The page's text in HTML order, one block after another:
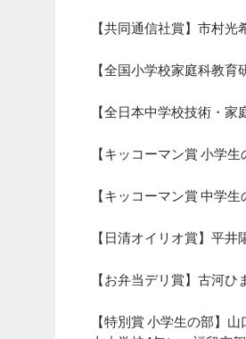
【共同通信社賞】市村
【全国小学校家庭科教
【全日本中学校技術・
【キッコーマン賞 小学
【キッコーマン賞 中学
【日清オイリオ賞】平
【お弁当デリ賞】古河
【特別賞 小学生の部】